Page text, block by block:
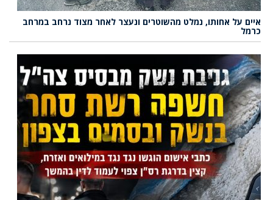
איים על אחותו, נמלט מהשוטרים ונעצר לאחר מצוד נרחב במרחב
כרמל